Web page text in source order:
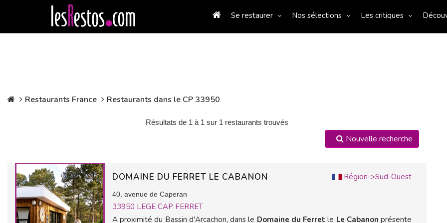
Se restaurer Nos sélections Les critiques
Restaurants France Restaurants dans le CP 33950
Résultats de 1 à 1 sur 1 restaurants trouvés
Nouvelle recherche
Région->Sud-Ouest
DOMAINE DU FERRET LE CABANON
40, avenue de Caperan
33950 LEGE CAP FERRET
A proximité du Bassin d'Arcachon, dans le Domaine du Ferretle Le Cabanonprésente